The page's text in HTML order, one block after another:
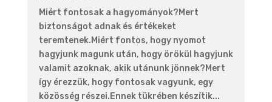
Miért fontosak a hagyományok?Mert
biztonságot adnak és értékeket
teremtenek.Miért fontos, hogy nyomot
hagyjunk magunk után, hogy örökül hagyjunk
valamit azoknak, akik utánunk jönnek?Mert
így érezzük, hogy fontosak vagyunk, egy
közösség részei.Ennek tükrében készítik...